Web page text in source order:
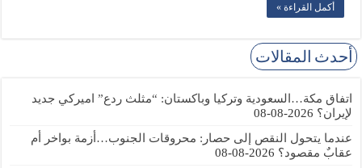
أكمل القراءة »
أحدث المقالات
اتفاق مكة…السعودية وتركيا وباكستان: “مثلث ردع” اميركي جديد
لإيران؟ 2026-08-08
عندما يتحول النقص إلى حصار: محروقات الجنوب…أزمة بواخر أم
عقابٌ مقصود؟ 2026-08-08